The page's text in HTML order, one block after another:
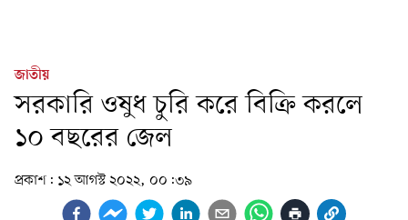
জাতীয়
সরকারি ওষুধ চুরি করে বিক্রি করলে
১০ বছরের জেল
প্রকাশ: ১২ আগস্ট ২০২২, ০০:৩৯